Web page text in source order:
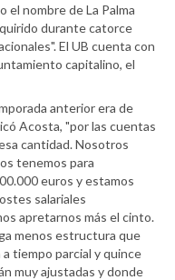
el nombre de La Palma
durante catorce
El UB cuenta con
capitalino, el
anterior era de
Acosta, "por las cuentas
cantidad. Nosotros
tenemos para
euros y estamos
salariales
apretarnos más el cinto.
menos estructura que
tiempo parcial y quince
muy ajustadas y donde